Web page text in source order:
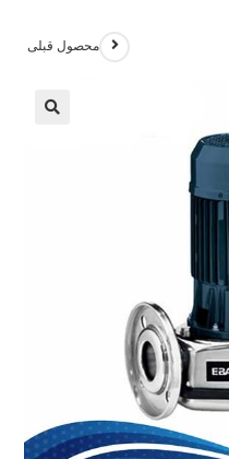
محصول قبلی